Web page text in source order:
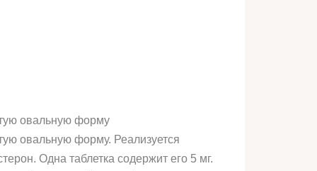
овальную форму
овальную форму. Реализуется
Одна таблетка содержит его 5 мг.